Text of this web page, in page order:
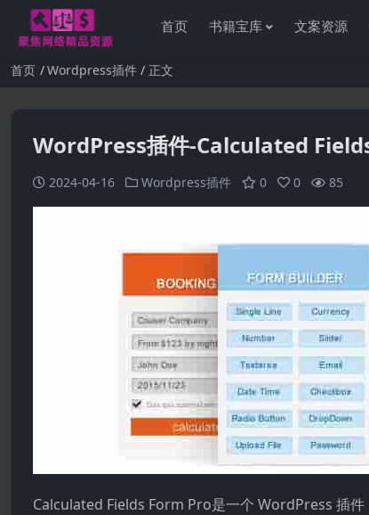
首页 书籍宝库 文案资源
首页 Wordpress插件 正文
WordPress插件-Calculated
2024-04-16 Wordpress插件 0 0 85
Calculated Fields Form Pro是一个 WordPress 插件